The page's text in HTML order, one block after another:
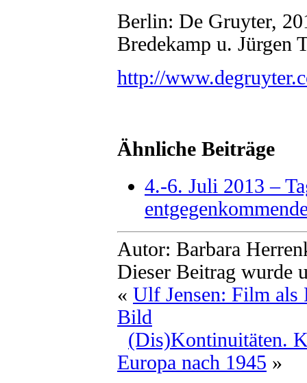
Berlin: De Gruyter,
Bredekamp u. Jürgen
http://
Ähnliche Beiträge
4.-6. Juli 2013 –
Autor: Barbara
Dieser Beitrag wurde
« Ulf Jensen: Film als
Bild
(Dis)Kontinuitäten.
Europa nach 1945 »